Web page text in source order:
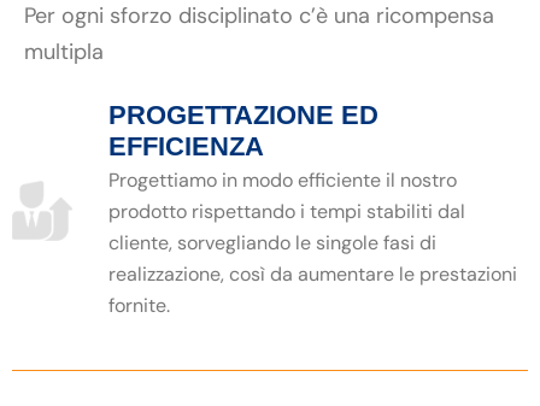
Per ogni sforzo disciplinato c’è una ricompensa
multipla
PROGETTAZIONE ED
EFFICIENZA
Progettiamo in modo efficiente il nostro
prodotto rispettando i tempi stabiliti dal
cliente, sorvegliando le singole fasi di
realizzazione, così da aumentare le prestazioni
fornite.